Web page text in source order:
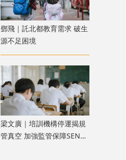
鄧飛｜託北都教育需求 破生
源不足困境
​梁文廣｜培訓機構停運揭規
管真空 加強監管保障SEN兒